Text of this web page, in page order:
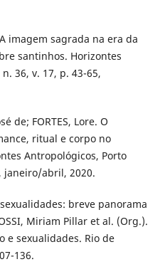
imagem sagrada na era da
santinhos. Horizontes
36, v. 17, p. 43-65,
de; FORTES, Lore. O
ritual e corpo no
Antropológicos, Porto
janeiro/abril, 2020.
breve panorama
Miriam Pillar et al. (Org.).
e sexualidades. Rio de
136.